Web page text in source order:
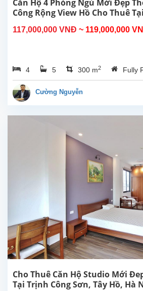
Căn Hộ 4 Phòng Ngủ Mới Đẹp
Công Rộng View Hồ Cho Thuê
117,000,000 VNĐ ~ 119,000,000
4 5 300 m2 Fully
Cường Nguyễn
Cho Thuê Căn Hộ Studio Mới Đep và Sáng Thoáng
Tại Trịnh Công Sơn, Tây Hồ, Hà